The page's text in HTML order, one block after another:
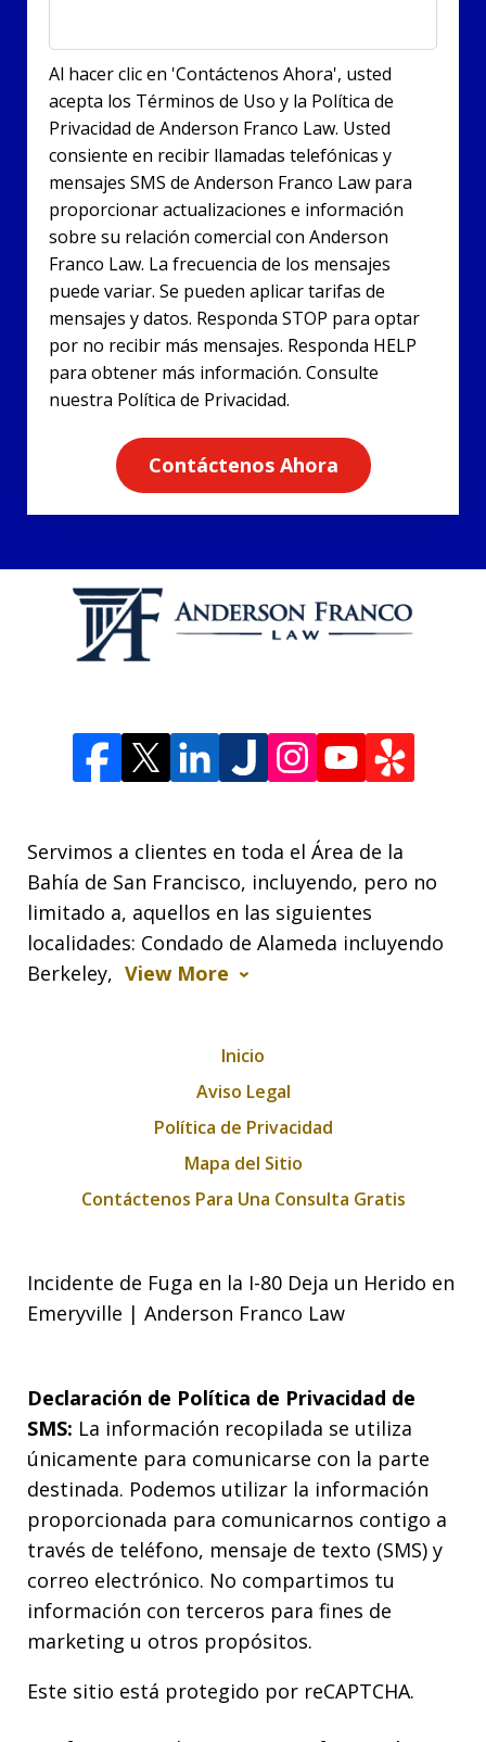
Al hacer clic en 'Contáctenos Ahora', usted
acepta los Términos de Uso y la Política de
Privacidad de Anderson Franco Law. Usted
consiente en recibir llamadas telefónicas y
mensajes SMS de Anderson Franco Law para
proporcionar actualizaciones e información
sobre su relación comercial con Anderson
Franco Law. La frecuencia de los mensajes
puede variar. Se pueden aplicar tarifas de
mensajes y datos. Responda STOP para optar
por no recibir más mensajes. Responda HELP
para obtener más información. Consulte
nuestra Política de Privacidad.
Contáctenos Ahora
Servimos a clientes en toda el Área de la
Bahía de San Francisco, incluyendo, pero no
limitado a, aquellos en las siguientes
localidades: Condado de Alameda incluyendo
Berkeley, View More
Inicio
Aviso Legal
Política de Privacidad
Mapa del Sitio
Contáctenos Para Una Consulta Gratis
Incidente de Fuga en la I-80 Deja un Herido en
Emeryville | Anderson Franco Law
Declaración de Política de Privacidad de
SMS: La información recopilada se utiliza
únicamente para comunicarse con la parte
destinada. Podemos utilizar la información
proporcionada para comunicarnos contigo a
través de teléfono, mensaje de texto (SMS) y
correo electrónico. No compartimos tu
información con terceros para fines de
marketing u otros propósitos.
Este sitio está protegido por reCAPTCHA.